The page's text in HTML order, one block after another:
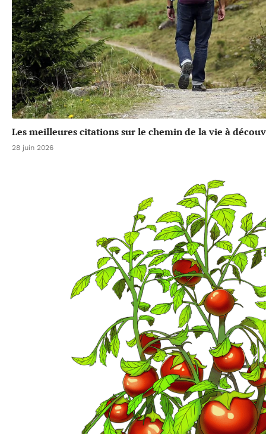
Les meilleures citations sur le chemin de la vie à
28 juin 2026